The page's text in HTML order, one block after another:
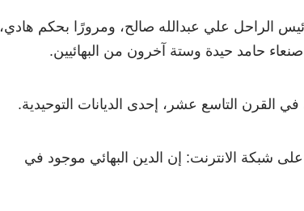
الراحل علي عبدالله صالح، ومرورًا بحكم هادي،
حامد حيدة وستة آخرون من البهائيين.
القرن التاسع عشر، إحدى الديانات التوحيدية.
شبكة الانترنت: إن الدين البهائي موجود في